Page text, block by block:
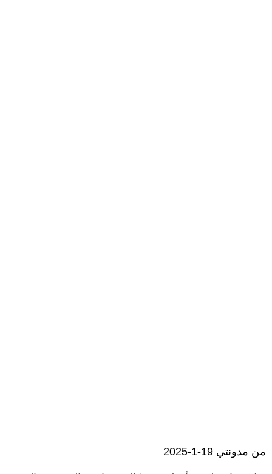
من مدونتي 19-1-2025